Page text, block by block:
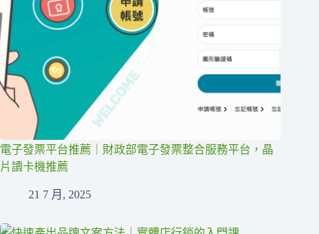
電子發票平台推薦｜財政部電子發票整合服務平台，晶
片讀卡機推薦
21 7 月, 2025